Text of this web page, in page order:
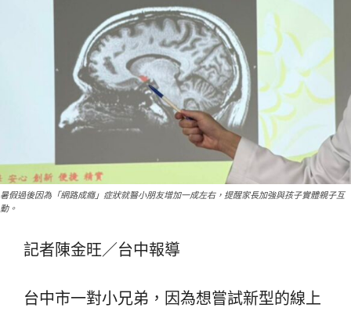
暑假過後因為「網路成癮」症狀就醫小朋友增加一成左右，提醒家長加強與孩子實體親子互
動。
記者陳金旺／台中報導
台中市一對小兄弟，因為想嘗試新型的線上